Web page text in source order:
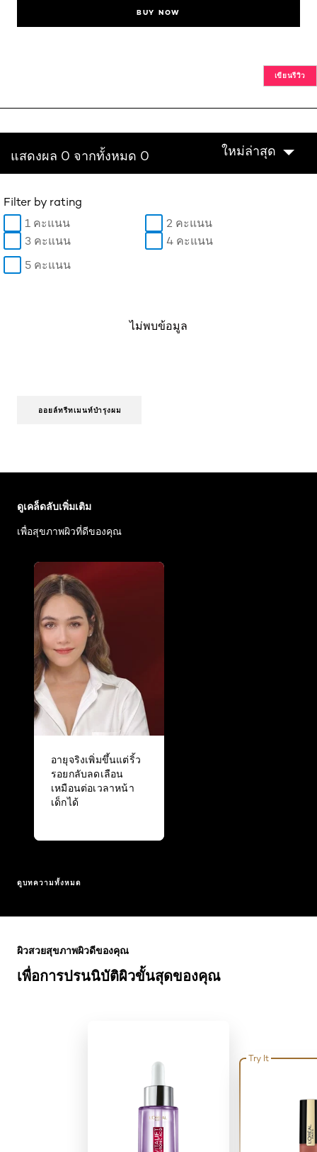
BUY NOW
เขียนรีวิว
แสดงผล 0 จากทั้งหมด 0 ใหม่ล่าสุด
Filter by rating
1 คะแนน
2 คะแนน
3 คะแนน
4 คะแนน
5 คะแนน
ไม่พบข้อมูล
ออยล์ทรีทเมนท์บำรุงผม
ดูเคล็ดลับเพิ่มเติม
เพื่อสุขภาพผิวที่ดีของคุณ
อายุจริงเพิ่มขึ้นแต่ริ้ว
รอยกลับลดเลือน
เหมือนต่อเวลาหน้า
เด็กได้
ดูบทความทั้งหมด
เพื่อการปรนนิบัติผิวขั้นสุดของคุณ
ผิวสวยสุขภาพผิวดีของคุณ
Try It